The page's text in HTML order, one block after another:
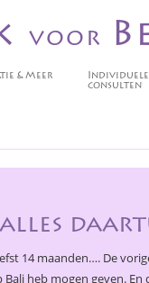
voor
& Meer
Individuele
consulten
14 maanden…. De
heb mogen geven.